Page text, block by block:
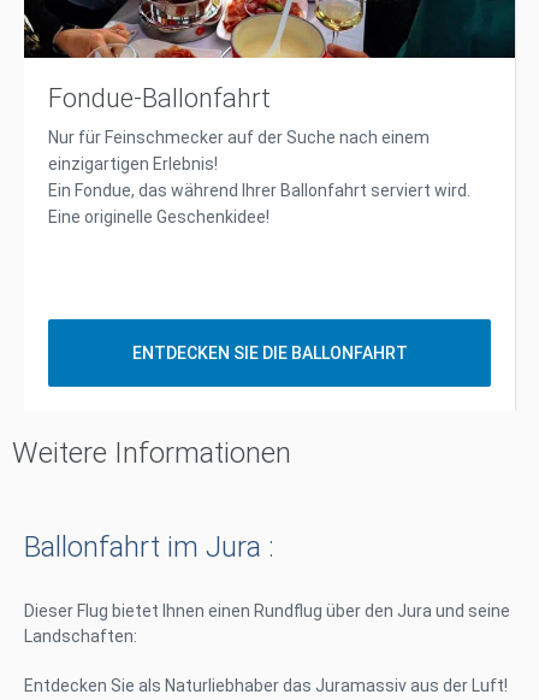
Fondue-Ballonfahrt
Nur für Feinschmecker auf der Suche nach einem
einzigartigen Erlebnis!
Ein Fondue, das während Ihrer Ballonfahrt serviert wird.
Eine originelle Geschenkidee!
ENTDECKEN SIE DIE BALLONFAHRT
Weitere Informationen
Ballonfahrt im Jura :
Dieser Flug bietet Ihnen einen Rundflug über den Jura und seine
Landschaften:
Entdecken Sie als Naturliebhaber das Juramassiv aus der Luft!